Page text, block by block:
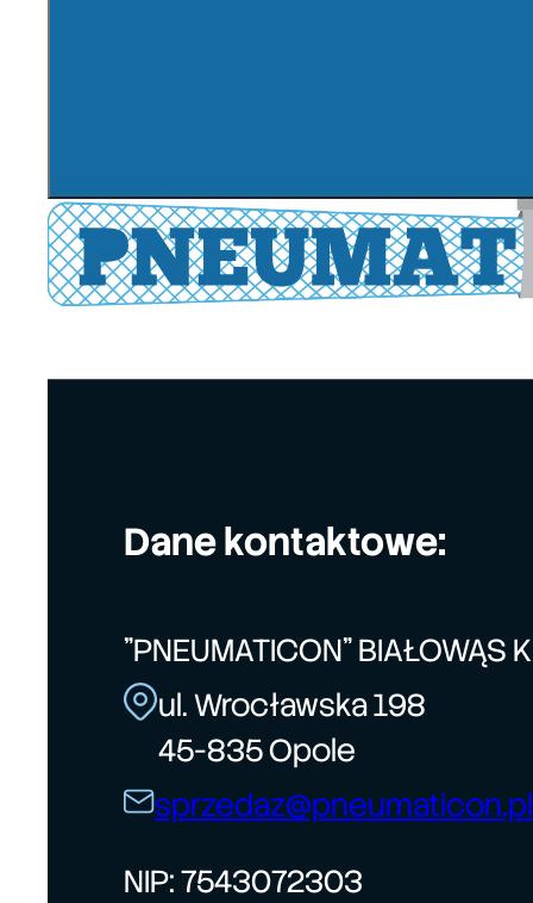
Dane kontaktowe:
"PNEUMATICON" BIAŁOWĄS
ul. Wrocławska 198
45-835 Opole
sprzedaz@pneumaticon.pl
NIP: 7543072303